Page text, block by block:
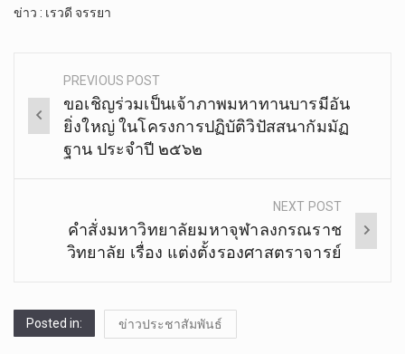
ข่าว : เรวดี จรรยา
Post
navigation
PREVIOUS POST
ขอ​เชิญ​ร่วมเป็นเจ้าภาพ​มหาทานบารมีอัน
ยิ่งใหญ่ ในโครงการ​ปฏิบัติ​วิปัสสนา​กัมมัฏ
ฐาน​ ประจำ​ปี​ ๒๕๖๒
NEXT POST
คำสั่งมหาวิทยาลัย​มหา​จุฬา​ลง​ก​รณ​ราช​
วิทยาลัย​ เรื่อง​ แต่งตั้งรอง​ศาสตรา​จารย์​
Posted in: ข่าวประชาสัมพันธ์